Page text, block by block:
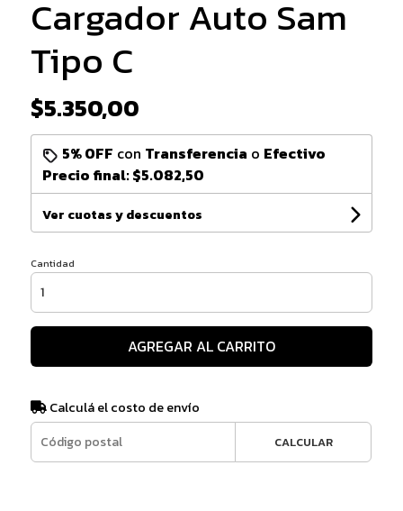
Cargador Auto Sam
Tipo C
$5.350,00
5% OFF con Transferencia o Efectivo
Precio final:$5.082,50
Ver cuotas y descuentos
Cantidad
AGREGAR AL CARRITO
Calculá el costo de envío
CALCULAR